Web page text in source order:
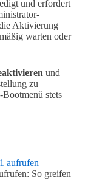
und erfordert
Aktivierung
warten oder
und
zu
stets
aufrufen
So greifen